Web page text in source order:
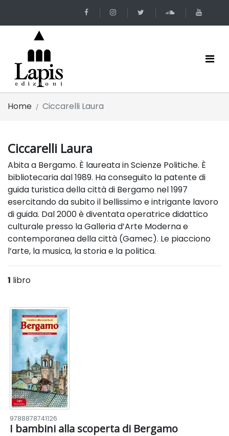
Home Ciccarelli Laura
Ciccarelli Laura
Abita a Bergamo. È laureata in Scienze Politiche. È
bibliotecaria dal 1989. Ha conseguito la patente di
guida turistica della città di Bergamo nel 1997
esercitando da subito il bellissimo e intrigante lavoro
di guida. Dal 2000 è diventata operatrice didattico
culturale presso la Galleria d’Arte Moderna e
contemporanea della città (Gamec). Le piacciono
l’arte, la musica, la storia e la politica.
1 libro
9788878741126
I bambini alla scoperta di Bergamo